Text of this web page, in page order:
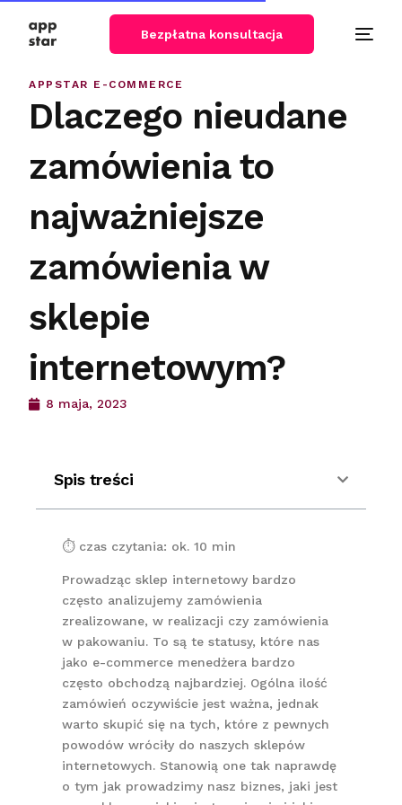
Bezpłatna konsultacja
APPSTAR E-COMMERCE
Dlaczego nieudane
zamówienia to
najważniejsze
zamówienia w
sklepie
internetowym?
8 maja, 2023
Spis treści
⏱ czas czytania: ok. 10 min
Prowadząc sklep internetowy bardzo
często analizujemy zamówienia
zrealizowane, w realizacji czy zamówienia
w pakowaniu. To są te statusy, które nas
jako e-commerce menedżera bardzo
często obchodzą najbardziej. Ogólna ilość
zamówień oczywiście jest ważna, jednak
warto skupić się na tych, które z pewnych
powodów wróciły do naszych sklepów
internetowych. Stanowią one tak naprawdę
o tym jak prowadzimy nasz biznes, jaki jest